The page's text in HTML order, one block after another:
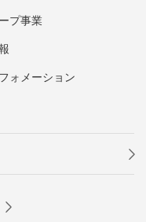
プ事業
ォメーション